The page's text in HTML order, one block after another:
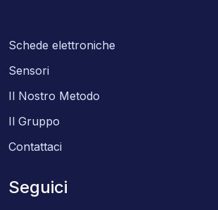
Schede elettroniche
Sensori
Il Nostro Metodo
Il Gruppo
Contattaci
Seguici